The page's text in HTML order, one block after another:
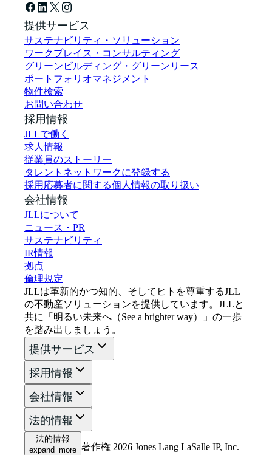
提供サービス
サステナビリティ・ソリューション
ワークプレイス・コンサルティング
グリーンビルディング・グリーンリース
ポートフォリオマネジメント
物件検索
お問い合わせ
採用情報
JLLで働く
求人情報
従業員のストーリー
タレントネットワークに登録する
採用応募者に関する個人情報の取り扱い
会社情報
JLLについて
ニュース・PR
サステナビリティ
IR情報
拠点
倫理規定
JLLは革新的かつ知的、そしてヒトを尊重するJLL
の不動産ソリューションを提供しています。JLLと
共に「明るい未来へ（See a brighter way）」の一歩
を踏み出しましょう。
提供サービス
採用情報
会社情報
法的情報
法的情報
expand_more 著作権 2026 Jones Lang LaSalle IP, Inc.